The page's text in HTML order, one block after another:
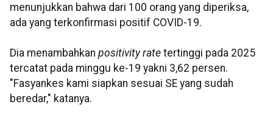
menunjukkan bahwa dari 100 orang yang diperiksa,
ada yang terkonfirmasi positif COVID-19.
Dia menambahkan positivity rate tertinggi pada 2025
tercatat pada minggu ke-19 yakni 3,62 persen.
"Fasyankes kami siapkan sesuai SE yang sudah
beredar," katanya.